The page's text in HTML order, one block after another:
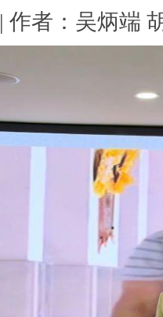
作者：吴炳端